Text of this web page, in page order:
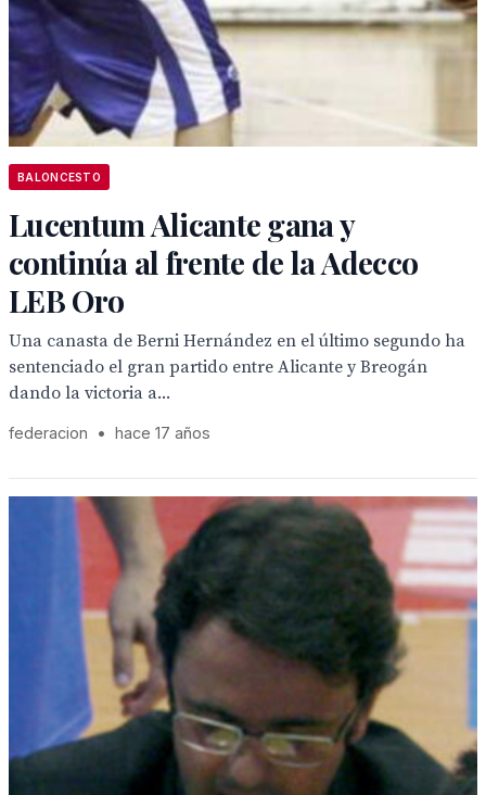
BALONCESTO
Lucentum Alicante gana y
continúa al frente de la Adecco
LEB Oro
Una canasta de Berni Hernández en el último segundo ha
sentenciado el gran partido entre Alicante y Breogán
dando la victoria a...
federacion • hace 17 años